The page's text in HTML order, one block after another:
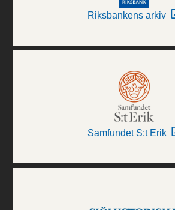
Riksbankens arkiv
Samfundet S:t Erik